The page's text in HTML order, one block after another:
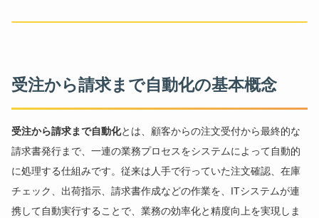
受注から請求まで自動化の基本概念
受注から請求まで自動化とは、顧客からの注文受付から最終的な
請求書発行まで、一連の業務プロセスをシステムによって自動的
に処理する仕組みです。従来は人手で行っていた注文確認、在庫
チェック、出荷指示、請求書作成などの作業を、ITシステムが連
携して自動実行することで、業務の効率化と精度向上を実現しま